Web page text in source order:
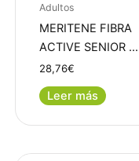
Adultos
MERITENE FIBRA
ACTIVE SENIOR …
28,76€
Leer más